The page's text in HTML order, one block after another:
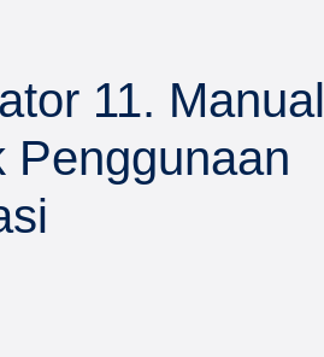
11. Manual
Penggunaan